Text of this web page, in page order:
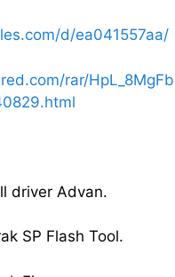
d/ea041557aa/
rar/
driver Advan.
SP Flash Tool.